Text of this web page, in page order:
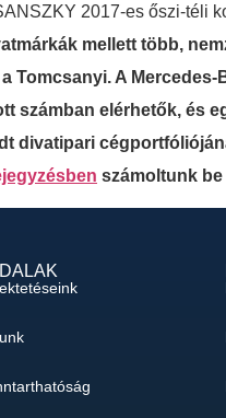
2017-es őszi-téli
mellett több,
Tomcsanyi. A
számban elérhetők, és
divatipari
számoltunk